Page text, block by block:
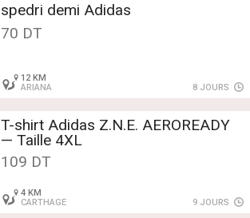
spedri demi Adidas
70 DT
12 KM
ARIANA
8 JOURS
T-shirt Adidas Z.N.E. AEROREADY
— Taille 4XL
109 DT
4 KM
CARTHAGE
9 JOURS